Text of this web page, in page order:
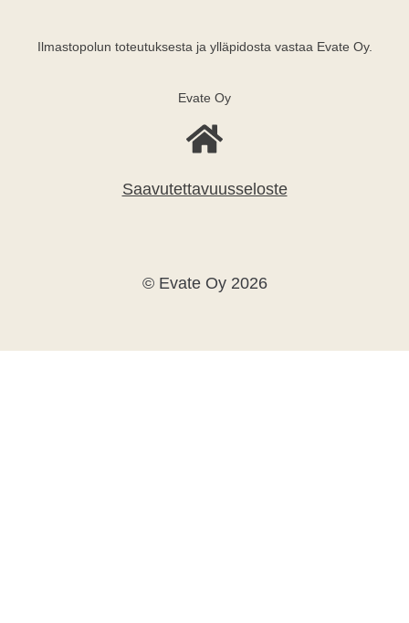
Ilmastopolun toteutuksesta ja ylläpidosta vastaa Evate Oy.
Evate Oy
Saavutettavuusseloste
© Evate Oy 2026